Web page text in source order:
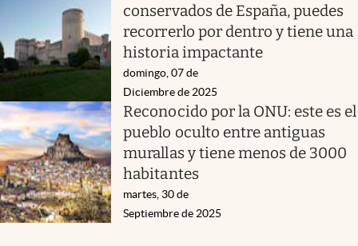
conservados de España, puedes
recorrerlo por dentro y tiene una
historia impactante
domingo, 07 de
Diciembre de 2025
Reconocido por la ONU: este es el
pueblo oculto entre antiguas
murallas y tiene menos de 3000
habitantes
martes, 30 de
Septiembre de 2025